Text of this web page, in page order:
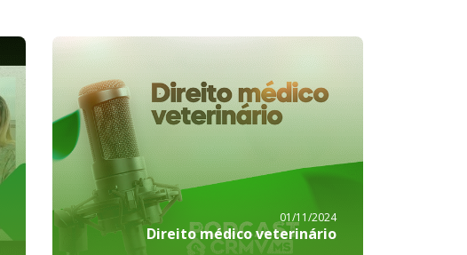
01/11/2024
Direito médico veterinário